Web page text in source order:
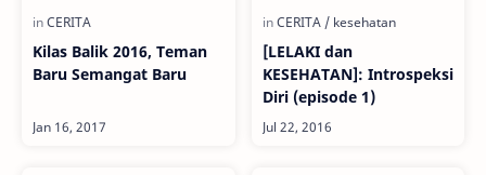
Kilas Balik 2016, Teman
Baru Semangat Baru
[LELAKI dan
KESEHATAN]: Introspeksi
Diri (episode 1)